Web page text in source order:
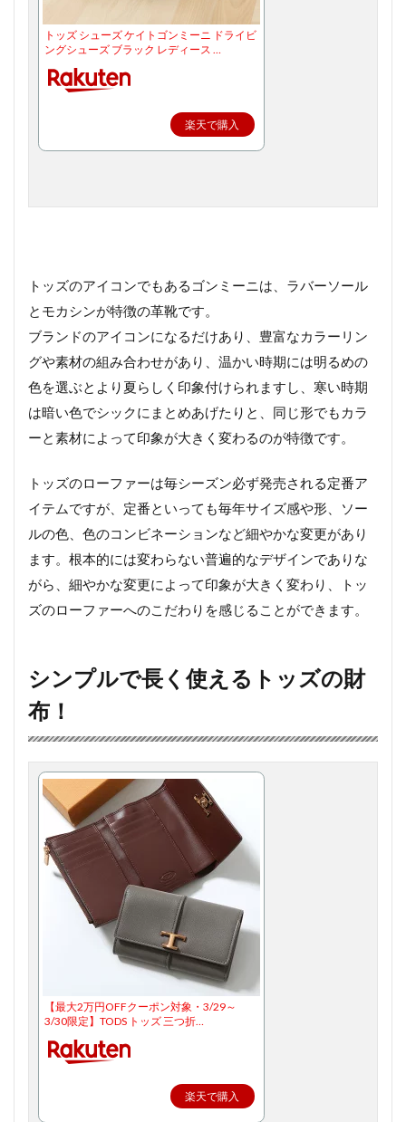
トッズ シューズ ケイトゴンミーニ ドライビ
ングシューズ ブラック レディース …
楽天で購入
トッズのアイコンでもあるゴンミーニは、ラバーソール
とモカシンが特徴の革靴です。
ブランドのアイコンになるだけあり、豊富なカラーリン
グや素材の組み合わせがあり、温かい時期には明るめの
色を選ぶとより夏らしく印象付けられますし、寒い時期
は暗い色でシックにまとめあげたりと、同じ形でもカラ
ーと素材によって印象が大きく変わるのが特徴です。
トッズのローファーは毎シーズン必ず発売される定番ア
イテムですが、定番といっても毎年サイズ感や形、ソー
ルの色、色のコンビネーションなど細やかな変更があり
ます。根本的には変わらない普遍的なデザインでありな
がら、細やかな変更によって印象が大きく変わり、トッ
ズのローファーへのこだわりを感じることができます。
シンプルで長く使えるトッズの財
布！
【最大2万円OFFクーポン対象・3/29～
3/30限定】TODS トッズ 三つ折…
楽天で購入